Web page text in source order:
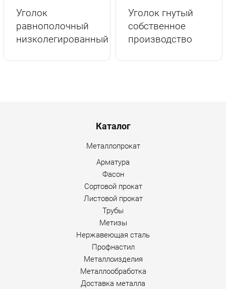
Уголок
равнополочный
низколегированный
Уголок гнутый
собственное
производство
Каталог
Металлопрокат
Арматура
Фасон
Сортовой прокат
Листовой прокат
Трубы
Метизы
Нержавеющая сталь
Профнастил
Металлоизделия
Металлообработка
Доставка металла